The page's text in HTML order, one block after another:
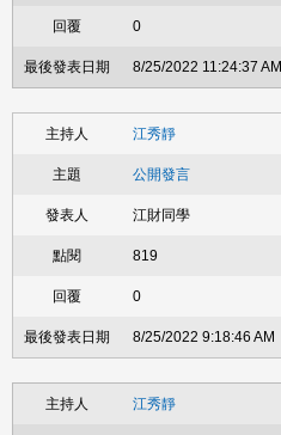
0
8/25/2022 11:24:37 AM
江秀靜
公開發言
江財同學
819
0
8/25/2022 9:18:46 AM
江秀靜